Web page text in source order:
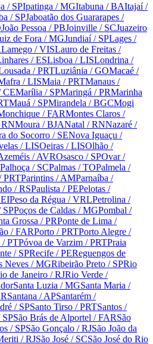
/ SPIpatinga / MGItabuna / BAItajaí/
/ SPJaboatão dos Guararapes /
João Pessoa / PBJoinville / SCJuazeiro
de Fora / MGJundiaí/ SPLages /
Lamego / VISLauro de Freitas /
/ ESLisboa / LISLondrina /
/ PRTLuziânia / GOMacaé /
/ LISMaia / PRTManaus /
CEMarília / SPMaringá / PRMarinha
Mauá / SPMirandela / BGCMogi
/ FARMontes Claros /
Moura / BJANatal / RNNazaré /
do Socorro / SENova Iguaçu /
/ LISOeiras / LISOlhão /
/ AVROsasco / SPOvar/
Palhoça / SCPalmas / TOPalmela /
PRTParintins / AMParnaíba /
/ RSPaulista / PEPelotas /
Peso da Régua / VRLPetrolina /
SPPoços de Caldas / MGPombal /
Grossa / PRPonte de Lima /
/ FARPorto / PRTPorto Alegre /
/ PTPóvoa de Varzim / PRTPraia
/ SPRecife / PEReguengos de
Neves / MGRibeirão Preto / SPRio
de Janeiro / RJRio Verde /
Santa Luzia / MGSanta Maria /
Santana / APSantarém /
/ SPSanto Tirso / PRTSantos /
SPSão Brás de Alportel / FARSão
/ SPSão Gonçalo / RJSão João da
/ RJSão José / SCSão José do Rio